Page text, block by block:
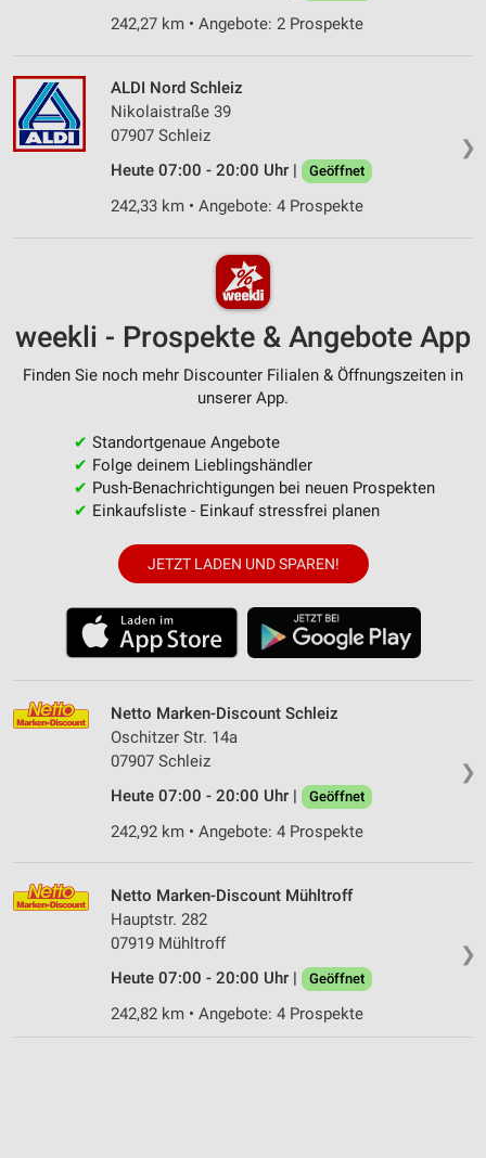
242,27 km • Angebote: 2 Prospekte
❯
ALDI Nord Schleiz
Nikolaistraße 39
07907 Schleiz
Heute 07:00 - 20:00 Uhr |
Geöffnet
242,33 km • Angebote: 4 Prospekte
weekli - Prospekte & Angebote App
Finden Sie noch mehr Discounter Filialen & Öffnungszeiten in
unserer App.
✔ Standortgenaue Angebote
✔ Folge deinem Lieblingshändler
✔ Push-Benachrichtigungen bei neuen Prospekten
✔ Einkaufsliste - Einkauf stressfrei planen
JETZT LADEN UND SPAREN!
❯
Netto Marken-Discount Schleiz
Oschitzer Str. 14a
07907 Schleiz
Heute 07:00 - 20:00 Uhr |
Geöffnet
242,92 km • Angebote: 4 Prospekte
❯
Netto Marken-Discount Mühltroff
Hauptstr. 282
07919 Mühltroff
Heute 07:00 - 20:00 Uhr |
Geöffnet
242,82 km • Angebote: 4 Prospekte